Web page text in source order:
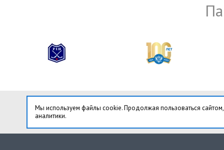
Мы используем файлы cookie. Продолжая пользоваться
аналитики.